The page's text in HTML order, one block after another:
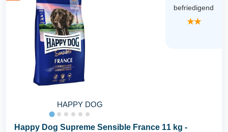
HAPPY DOG
befriedigend
★★
Happy Dog Supreme Sensible France 11 kg -